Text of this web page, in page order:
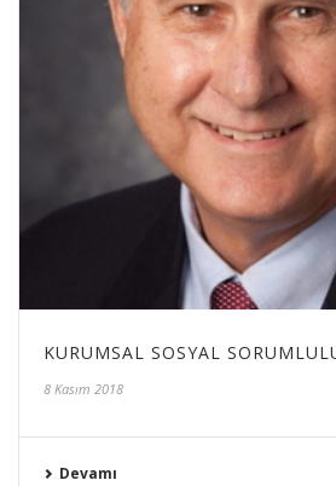
KURUMSAL SOSYAL
8 Kasım 2018
Devamı